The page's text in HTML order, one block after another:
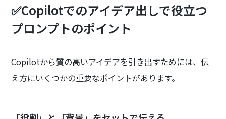
✅Copilotでのアイデア出しで役立つ
プロンプトのポイント
Copilotから質の高いアイデアを引き出すためには、伝
え方にいくつかの重要なポイントがあります。